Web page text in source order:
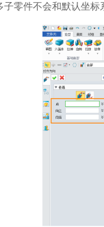
零件不会和默认坐